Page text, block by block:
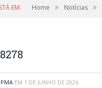
EM: Home » Notícias »
EM 1 DE JUNHO DE 2026